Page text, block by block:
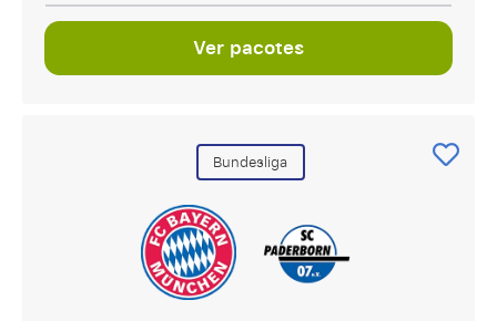
Ver pacotes
Bundesliga